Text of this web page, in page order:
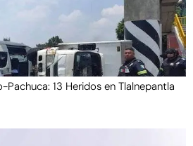
Pachuca: 13 Heridos en Tlalnepantla